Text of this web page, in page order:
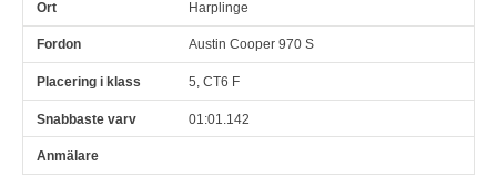
Harplinge
Austin Cooper 970 S
5, CT6 F
01:01.142